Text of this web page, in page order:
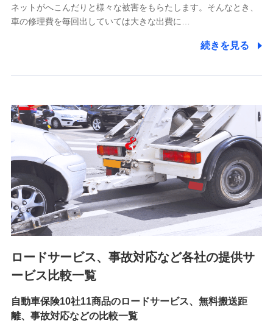
5.通話録音にて取得する情報
7.社員（従業者）の個人情報
人事･勤怠･健康・労務等の管理、給与支給、福利厚生・採用
退職関連処理等の各種手続きのため、当社と従業員または従
業員同士の連絡のため
8.取引先個人情報
取引先としての選定業務、営業情報の提供業務、契約締結手
続き業務、取引管理業務、およびこれらに準ずる業務の遂行
のため
9.お問い合わせ情報
各種お問い合わせに対応するため
10.受託業務の 個人情報
受託業務の遂行およびこれらに準ずる業務の遂行のため
ネットがへこんだりと様々な被害をもらたします。そんなとき、
車の修理費を毎回出していては大きな出費に…
続きを見る
ロードサービス、事故対応など各社の提供サ
ービス比較一覧
自動車保険10社11商品のロードサービス、無料搬送距
離、事故対応などの比較一覧